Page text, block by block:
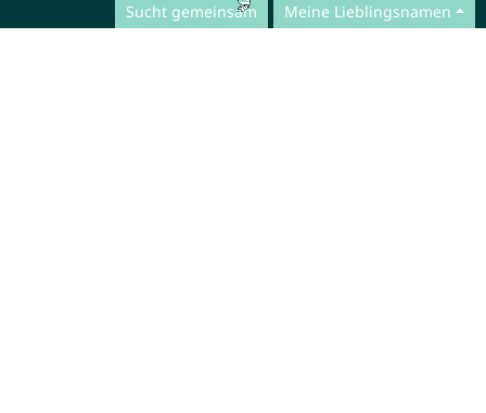
Sucht gemeinsam Meine Lieblingsnamen